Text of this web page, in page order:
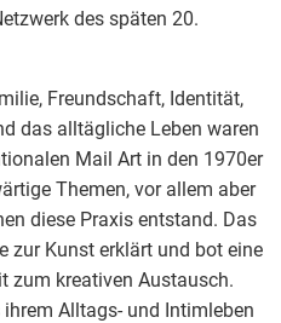
des späten 20.
Freundschaft, Identität,
das alltägliche Leben waren
Mail Art in den 1970er
Themen, vor allem aber
diese Praxis entstand. Das
zur Kunst erklärt und bot eine
zum kreativen Austausch.
Alltags- und Intimleben